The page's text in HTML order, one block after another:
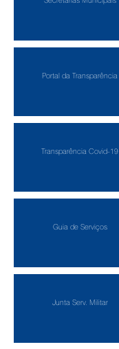
Portal da Transparência
Transparência Covid-19
Guia de Serviços
Junta Serv. Militar